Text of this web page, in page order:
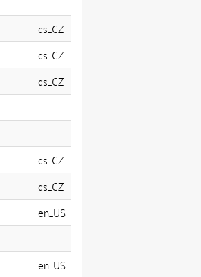
cs_CZ
cs_CZ
cs_CZ
cs_CZ
cs_CZ
en_US
en_US